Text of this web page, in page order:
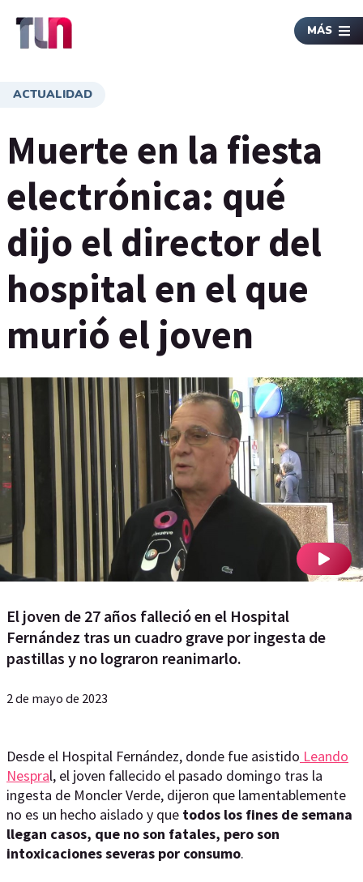
MÁS
ACTUALIDAD
Muerte en la fiesta
electrónica: qué
dijo el director del
hospital en el que
murió el joven
El joven de 27 años falleció en el Hospital
Fernández tras un cuadro grave por ingesta de
pastillas y no lograron reanimarlo.
2 de mayo de 2023
Desde el Hospital Fernández, donde fue asistido Leando
Nespral, el joven fallecido el pasado domingo tras la
ingesta de Moncler Verde, dijeron que lamentablemente
no es un hecho aislado y que todos los fines de semana
llegan casos, que no son fatales, pero son
intoxicaciones severas por consumo.